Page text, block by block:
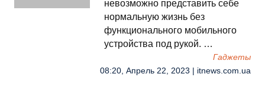
невозможно представить себе
нормальную жизнь без
функционального мобильного
устройства под рукой. …
Гаджеты
08:20, Апрель 22, 2023 | itnews.com.ua